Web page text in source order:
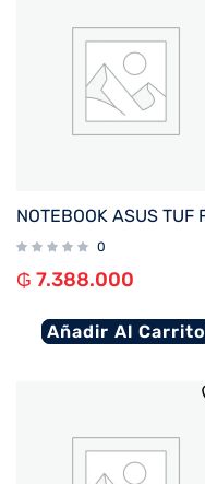
0
₲ 7.388.000
Añadir Al Carrito